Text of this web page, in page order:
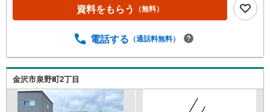
資料をもらう （無料）
電話する （通話料無料）
金沢市泉野町2丁目